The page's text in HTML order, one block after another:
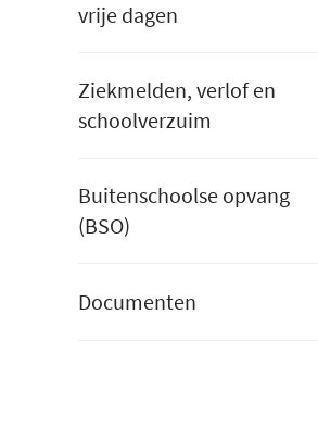
vrije dagen
Ziekmelden, verlof en
schoolverzuim
Buitenschoolse opvang
(BSO)
Documenten